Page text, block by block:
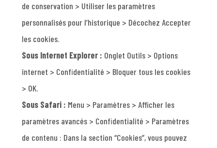
de conservation > Utiliser les paramètres
personnalisés pour l’historique > Décochez Accepter
les cookies.
Sous Internet Explorer : Onglet Outils > Options
internet > Confidentialité > Bloquer tous les cookies
> OK.
Sous Safari : Menu > Paramètres > Afficher les
paramètres avancés > Confidentialité > Paramètres
de contenu : Dans la section “Cookies”, vous pouvez